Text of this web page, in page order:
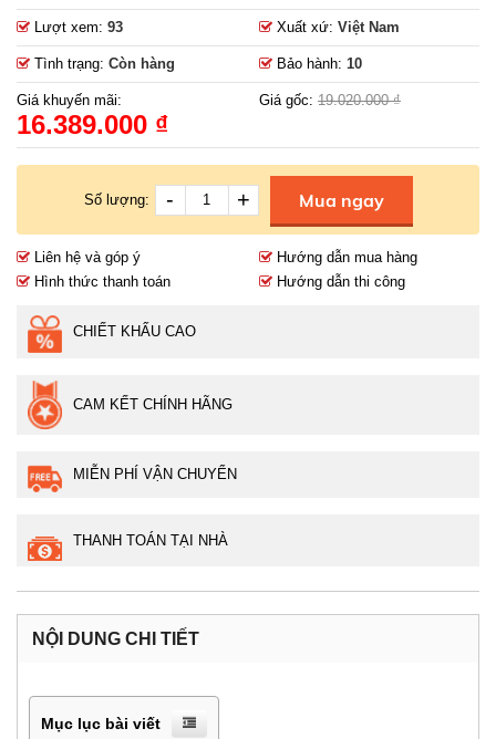
Lượt xem: 93 Xuất xứ: Việt Nam
Tình trạng: Còn hàng Bảo hành: 10
Giá khuyến mãi:
16.389.000 ₫
Giá gốc: 19.020.000 ₫
Số lượng: - + Mua ngay
Liên hệ và góp ý
Hướng dẫn mua hàng
Hình thức thanh toán
Hướng dẫn thi công
CHIẾT KHẤU CAO
CAM KẾT CHÍNH HÃNG
MIỄN PHÍ VẬN CHUYỂN
THANH TOÁN TẠI NHÀ
NỘI DUNG CHI TIẾT
Mục lục bài viết